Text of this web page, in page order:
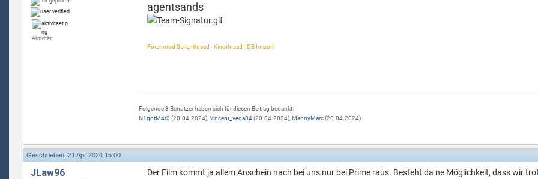
Aktivität:
agentsands
Forenmod Serienthread - Kinothread - DB Import
Folgende 3 Benutzer haben sich für diesen Beitrag bedankt:
N1ghtM4r3 (20.04.2024), Vincent_vega84(20.04.2024), MannyMarc(20.04.2024)
Geschrieben: 21 Apr 2024 15:00
JLaw96
Der Film kommt ja allem Anschein nach bei uns nur bei Prime raus. Besteht da ne Möglichkeit, dass wir